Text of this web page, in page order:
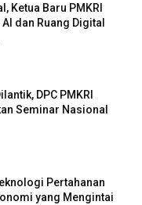
Ketua Baru PMKRI
dan Ruang Digital
DPC PMKRI
Seminar Nasional
Pertahanan
yang Mengintai